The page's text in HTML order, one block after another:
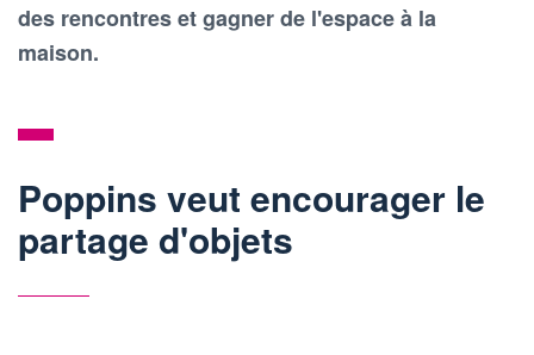
des rencontres et gagner de l'espace à la
maison.
Poppins veut encourager le
partage d'objets